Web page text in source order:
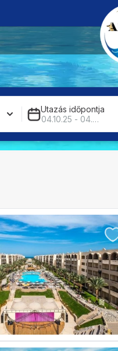
Utazás időpontja
04.10.25 - 04.04.26